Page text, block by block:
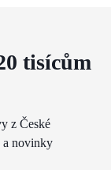
tisícům
z České
a novinky